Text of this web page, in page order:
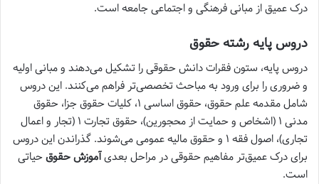
درک عمیق از مبانی فرهنگی و اجتماعی جامعه است.
دروس پایه رشته حقوق
دروس پایه، ستون فقرات دانش حقوقی را تشکیل می‌دهند و مبانی اولیه
و ضروری را برای ورود به مباحث تخصصی‌تر فراهم می‌کنند. این دروس
شامل مقدمه علم حقوق، حقوق اساسی ۱، کلیات حقوق جزا، حقوق
مدنی ۱ (اشخاص و حمایت از محجورین)، حقوق تجارت ۱ (تجار و اعمال
تجاری)، اصول فقه ۱ و حقوق مالیه عمومی می‌شوند. گذراندن این دروس
برای درک عمیق‌تر مفاهیم حقوقی در مراحل بعدیآموزش حقوقحیاتی
است.